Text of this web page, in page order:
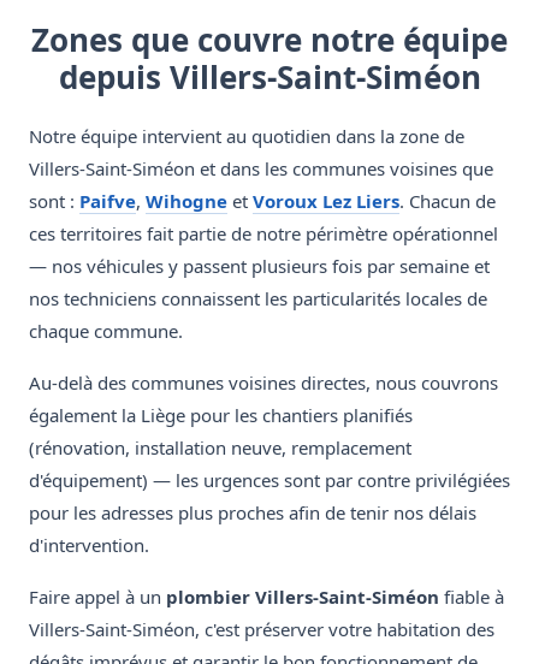
Zones que couvre notre équipe
depuis Villers-Saint-Siméon
Notre équipe intervient au quotidien dans la zone de
Villers-Saint-Siméon et dans les communes voisines que
sont : Paifve, Wihogne et Voroux Lez Liers. Chacun de
ces territoires fait partie de notre périmètre opérationnel
— nos véhicules y passent plusieurs fois par semaine et
nos techniciens connaissent les particularités locales de
chaque commune.
Au-delà des communes voisines directes, nous couvrons
également la Liège pour les chantiers planifiés
(rénovation, installation neuve, remplacement
d'équipement) — les urgences sont par contre privilégiées
pour les adresses plus proches afin de tenir nos délais
d'intervention.
Faire appel à un plombier Villers-Saint-Siméon fiable à
Villers-Saint-Siméon, c'est préserver votre habitation des